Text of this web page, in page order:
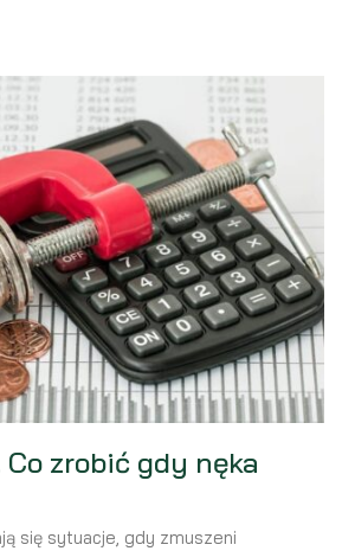
Co zrobić gdy nęka
się sytuacje, gdy zmuszeni